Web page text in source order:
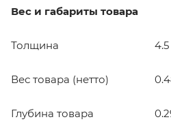
Вес и габариты товара
Толщина
Вес товара (нетто)
Глубина товара